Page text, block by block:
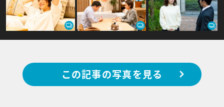
この記事の写真を見る